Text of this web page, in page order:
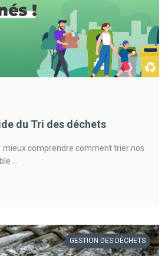
du Tri des déchets
mieux comprendre comment trier nos
...
GESTION DES DÉCHETS